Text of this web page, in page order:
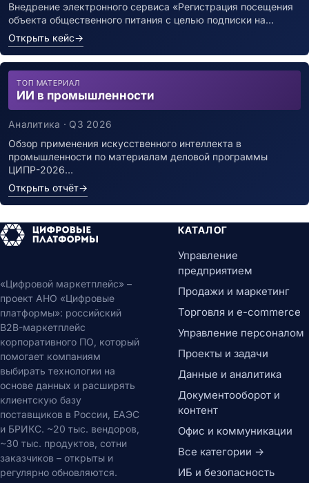
Внедрение электронного сервиса «Регистрация посещения
объекта общественного питания с целью подписки на…
Открыть кейс→
ТОП МАТЕРИАЛ
ИИ в промышленности
Аналитика · Q3 2026
Обзор применения искусственного интеллекта в
промышленности по материалам деловой программы
ЦИПР-2026…
Открыть отчёт→
«Цифровой маркетплейс» –
проект АНО «Цифровые
платформы»: российский
B2B-маркетплейс
корпоративного ПО, который
помогает компаниям
выбирать технологии на
основе данных и расширять
клиентскую базу
поставщиков в России, ЕАЭС
и БРИКС. ~20 тыс. вендоров,
~30 тыс. продуктов, сотни
заказчиков – открыты и
регулярно обновляются.
КАТАЛОГ
Управление
предприятием
Продажи и маркетинг
Торговля и e-commerce
Управление персоналом
Проекты и задачи
Данные и аналитика
Документооборот и
контент
Офис и коммуникации
Все категории →
ИБ и безопасность